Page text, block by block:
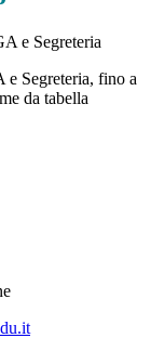
e Segreteria
Segreteria, fino a
da tabella